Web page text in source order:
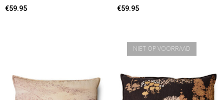
€59.95 €59.95
NIET OP VOORRAAD